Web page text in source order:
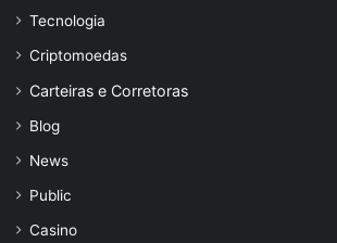
Tecnologia
Criptomoedas
Carteiras e Corretoras
Blog
News
Public
Casino